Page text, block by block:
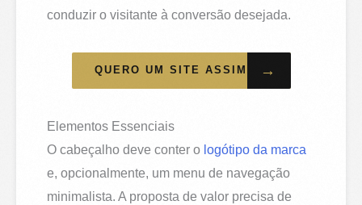
conduzir o visitante à conversão desejada.
QUERO UM SITE ASSIM →
Elementos Essenciais
O cabeçalho deve conter o logótipo da marca
e, opcionalmente, um menu de navegação
minimalista. A proposta de valor precisa de